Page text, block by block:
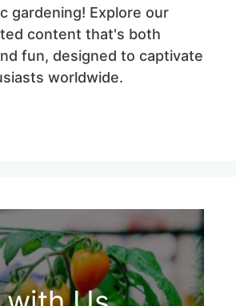
gardening! Explore our
content that's both
fun, designed to captivate
worldwide.